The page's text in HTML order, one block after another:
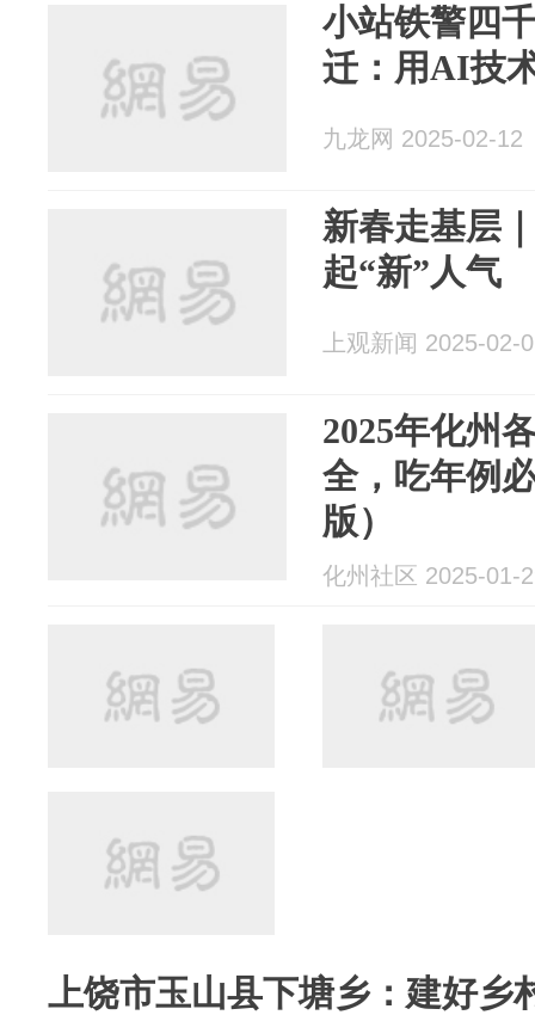
小站铁警四
迁：用AI技
九龙网 2025-02-12
新春走基层
起“新”人气
上观新闻 2025-02-
2025年化州
全，吃年例
版）
化州社区 2025-01-
上饶市玉山县下塘乡：建好乡